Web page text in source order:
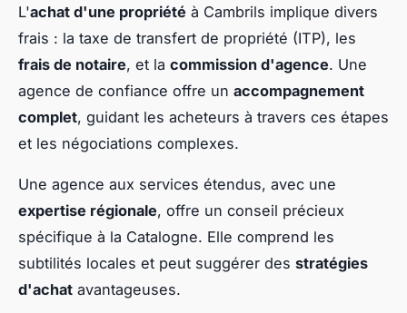
L'achat d'une propriété à Cambrils implique divers
frais : la taxe de transfert de propriété (ITP), les
frais de notaire, et la commission d'agence. Une
agence de confiance offre un accompagnement
complet, guidant les acheteurs à travers ces étapes
et les négociations complexes.
Une agence aux services étendus, avec une
expertise régionale, offre un conseil précieux
spécifique à la Catalogne. Elle comprend les
subtilités locales et peut suggérer des stratégies
d'achat avantageuses.